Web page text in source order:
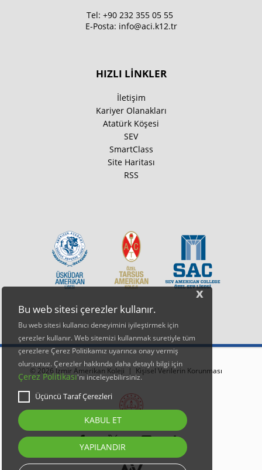
x
Bu web sitesi çerezler kullanır.
Bu web sitesi kullanıcı deneyimini iyileştirmek için
çerezler kullanır. Web sitemizi kullanmak suretiyle tüm
çerezlere Çerez Politikamız uyarınca onay vermiş
olursunuz. Çerezler hakkında daha detaylı bilgi için
Çerez Politikası'nı inceleyebilirsiniz.
Üçüncü Taraf Çerezleri
KABUL ET
YAPILANDIR
Tel: +90 232 355 05 55
E-Posta: info@aci.k12.tr
HIZLI LİNKLER
İletişim
Kariyer Olanakları
Atatürk Köşesi
SEV
SmartClass
Site Haritası
RSS
© 2026 İzmir Amerikan Koleji | Kişisel Verilerin Korunması